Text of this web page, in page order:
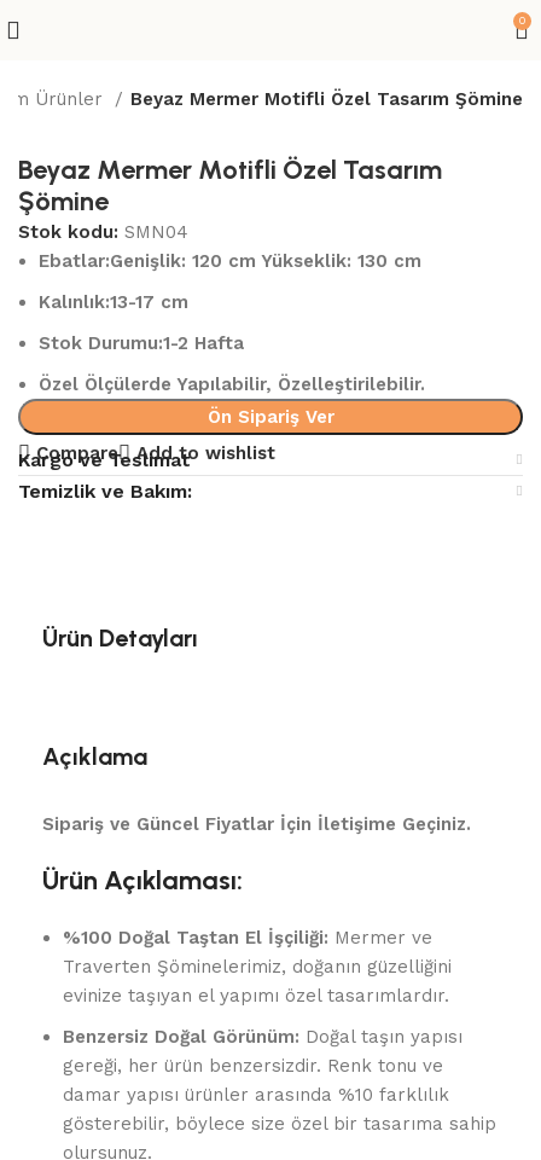
0
Ürünler Beyaz Mermer Motifli Özel Tasarım Şömine
Beyaz Mermer Motifli Özel Tasarım
Şömine
Stok kodu:SMN04
Ebatlar:Genişlik: 120 cm Yükseklik: 130 cm
Kalınlık:13-17 cm
Stok Durumu:1-2 Hafta
Özel Ölçülerde Yapılabilir, Özelleştirilebilir.
Ön Sipariş Ver
Compare
Add to wishlist
Kargo ve Teslimat
Temizlik ve Bakım:
Ürün Detayları
Açıklama
Sipariş ve Güncel Fiyatlar İçin İletişime Geçiniz.
Ürün Açıklaması:
%100 Doğal Taştan El İşçiliği: Mermer ve
Traverten Şöminelerimiz, doğanın güzelliğini
evinize taşıyan el yapımı özel tasarımlardır.
Benzersiz Doğal Görünüm: Doğal taşın yapısı
gereği, her ürün benzersizdir. Renk tonu ve
damar yapısı ürünler arasında %10 farklılık
gösterebilir, böylece size özel bir tasarıma sahip
olursunuz.